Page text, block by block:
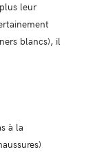
leur
blancs), il
à la